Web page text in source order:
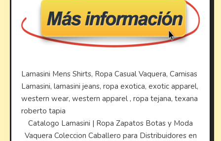
Lamasini Mens Shirts, Ropa Casual Vaquera, Camisas
Lamasini, lamasini jeans, ropa exotica, exotic apparel,
western wear, western apparel , ropa tejana, texana
roberto tapia
Catalogo Lamasini | Ropa Zapatos Botas y Moda
Vaquera Coleccion Caballero para Distribuidores en